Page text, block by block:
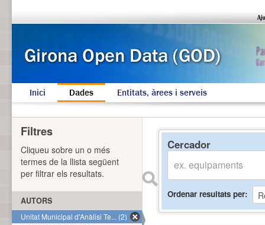
Inici Dades Entitats, àrees i serveis
Cercador
Ordenar resultats per
Filtres
Cliqueu sobre un o més
termes de la llista següent
per filtrar els resultats.
AUTORS
Unitat Municipal d'Anàlisi Te... (2)